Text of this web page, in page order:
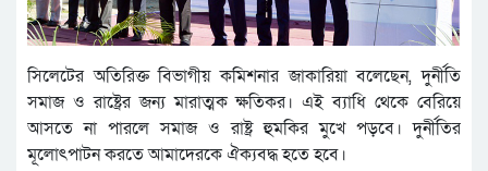
সিলেটের অতিরিক্ত বিভাগীয় কমিশনার জাকারিয়া বলেছেন, দুর্নীতি
সমাজ ও রাষ্ট্রের জন্য মারাত্মক ক্ষতিকর। এই ব্যাধি থেকে বেরিয়ে
আসতে না পারলে সমাজ ও রাষ্ট্র হুমকির মুখে পড়বে। দুর্নীতির
মূলোৎপাটন করতে আমাদেরকে ঐক্যবদ্ধ হতে হবে।